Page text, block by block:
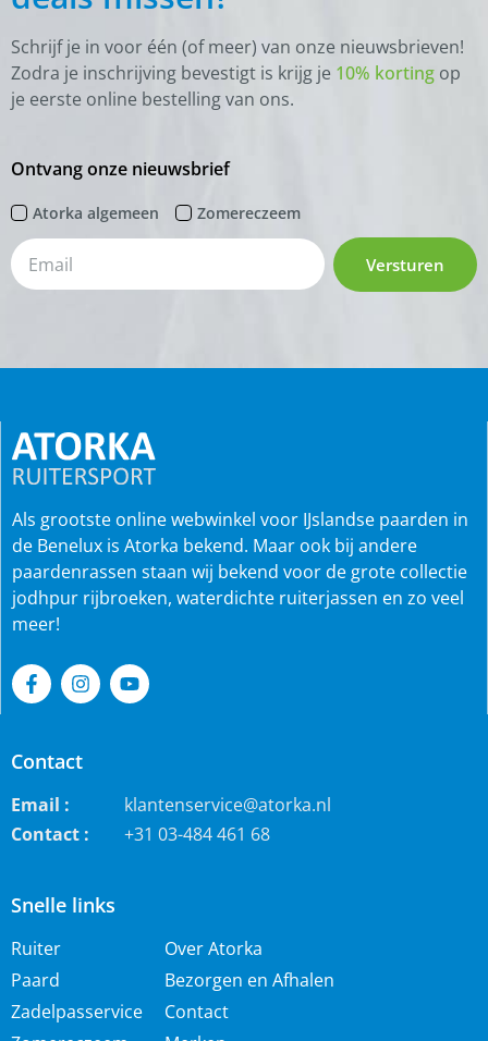
Schrijf je in voor één (of meer) van onze nieuwsbrieven!
Zodra je inschrijving bevestigt is krijg je 10% korting op
je eerste online bestelling van ons.
Ontvang onze nieuwsbrief
Atorka algemeen Zomereczeem
Versturen
Snelle links
Ruiter
Paard
Zadelpasservice
Over Atorka
Bezorgen en Afhalen
Contact
Als grootste online webwinkel voor IJslandse paarden in
de Benelux is Atorka bekend. Maar ook bij andere
paardenrassen staan wij bekend voor de grote collectie
jodhpur rijbroeken, waterdichte ruiterjassen en zo veel
meer!
Contact
Email :
klantenservice@atorka.nl
Contact :
+31 03-484 461 68